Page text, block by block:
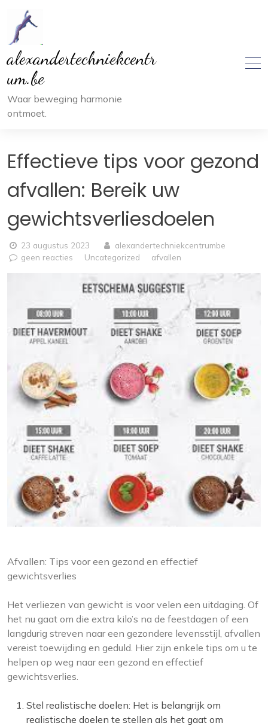
inhoud
alexandertechniekcentr
um.be
Waar beweging harmonie
ontmoet.
Effectieve tips voor gezond
afvallen: Bereik uw
gewichtsverliesdoelen
23 augustus 2023
alexandertechniekcentrumbe
geen reacties
Uncategorized afvallen
Afvallen: Tips voor een gezond en effectief
gewichtsverlies
Het verliezen van gewicht is voor velen een uitdaging. Of
het nu gaat om die extra kilo’s na de feestdagen of een
langdurig streven naar een gezondere levensstijl, afvallen
vereist toewijding en geduld. Hier zijn enkele tips om u te
helpen op weg naar een gezond en effectief
gewichtsverlies.
Stel realistische doelen: Het is belangrijk om
realistische doelen te stellen als het gaat om